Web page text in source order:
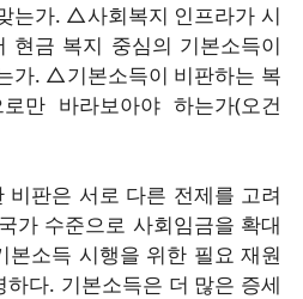
는가. △사회복지 인프라가 시
현금 복지 중심의 기본소득이
가. △기본소득이 비판하는 복
만 바라보아야 하는가(오건
비판은 서로 다른 전제를 고려
가 수준으로 사회임금을 확대
본소득 시행을 위한 필요 재원
다. 기본소득은 더 많은 증세